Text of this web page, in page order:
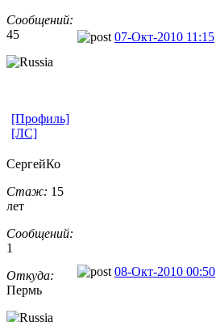
Сообщений:
45
07-Окт-2010 11:15
[Профиль]
[ЛС]
СергейКо
Стаж: 15
лет
Сообщений:
1
Откуда:
Пермь
08-Окт-2010 00:50